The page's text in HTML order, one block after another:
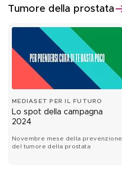
Tumore della prostata
MEDIASET PER IL FUTURO
Lo spot della campagna
2024
Novembre mese della prevenzione
del tumore della prostata